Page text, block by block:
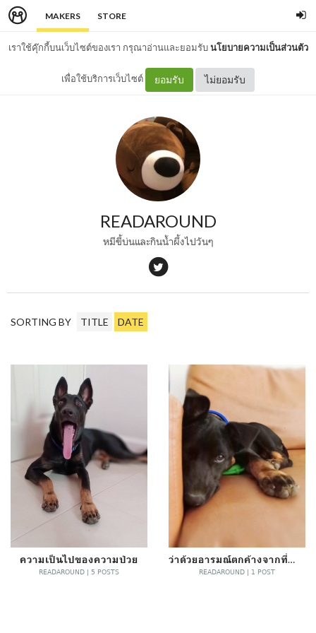
MAKERS STORE
เราใช้คุ๊กกี้บนเว็บไซต์ของเรา กรุณาอ่านและยอมรับนโยบายความเป็นส่วนตัว
เพื่อใช้บริการเว็บไซต์ ยอมรับ ไม่ยอมรับ
READAROUND
หมีขี้บ่นและกินน้ำผึ้งไปวันๆ
SORTING BY TITLE DATE
ความเป็นไปของความป่วย
READAROUND | 5 POSTS
ว่าด้วยอารมณ์ตกค้างจากที่ทำงานเท่านั้น
READAROUND | 1 POST